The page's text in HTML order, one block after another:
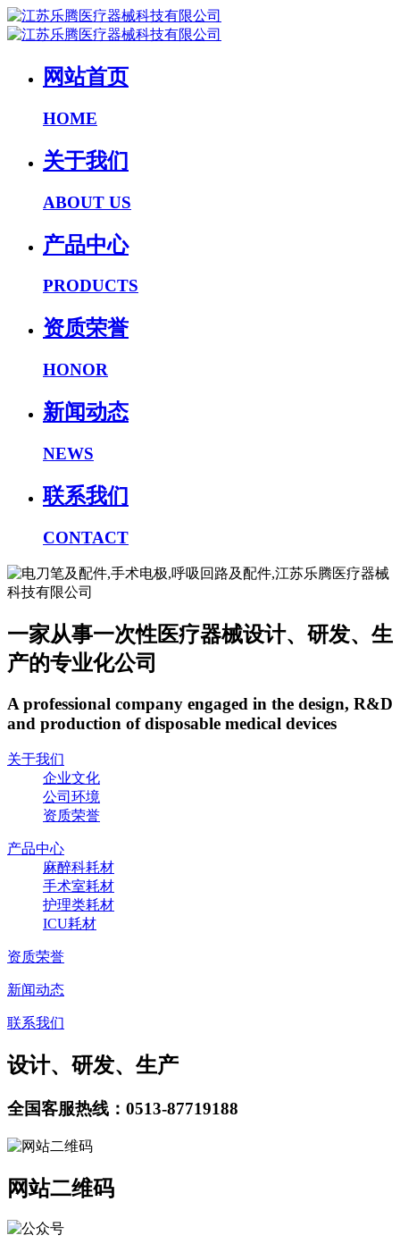
网站首页
HOME
关于我们
ABOUT US
产品中心
PRODUCTS
资质荣誉
HONOR
新闻动态
NEWS
联系我们
CONTACT
一家从事一次性医疗器械设计、研发、生
产的专业化公司
A professional company engaged in the design, R&D
and production of disposable medical devices
关于我们
企业文化
公司环境
资质荣誉
产品中心
麻醉科耗材
手术室耗材
护理类耗材
ICU耗材
资质荣誉
新闻动态
联系我们
设计、研发、生产
全国客服热线：0513-87719188
网站二维码